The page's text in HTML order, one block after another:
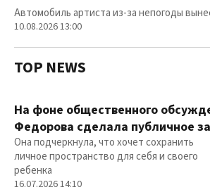
Автомобиль артиста из-за непогоды
10.08.2026 13:00
TOP NEWS
На фоне общественного
Федорова сделала публичное
Она подчеркнула, что хочет сохранить
личное пространство для себя и своего
ребенка
16.07.2026 14:10